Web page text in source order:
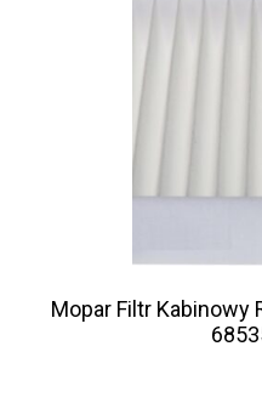
Mopar Filtr Kabinowy